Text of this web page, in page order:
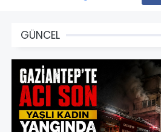
GÜNCEL